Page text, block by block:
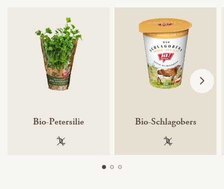
Bio-Petersilie
100 % gentechnikfrei
Bio-Schlagobers
100 %